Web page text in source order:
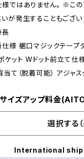
ではありません。 ※この
が発生することもござい
様 裾口マジックテープ
ケット Wドット前立て仕
て（脱着可能） アジャ
イズアップ料金
選択する（
International